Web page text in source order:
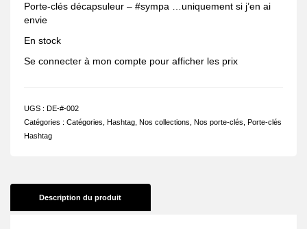
Porte-clés décapsuleur – #sympa …uniquement si j’en ai
envie
En stock
Se connecter à mon compte pour afficher les prix
UGS : DE-#-002
Catégories : Catégories Hashtag Nos collections Nos porte-clés Porte-clés
Hashtag
Description du produit